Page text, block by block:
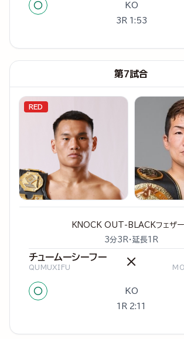
○ KO
3R 1:53
第7試合
RED
KNOCK OUT-BLACKフェザ
3分3R・延長1R
チュームーシーフー
QUMUXIFU ×
○ KO
1R 2:11